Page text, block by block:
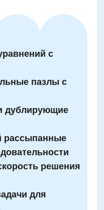
и